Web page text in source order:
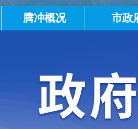
腾冲概况 市政